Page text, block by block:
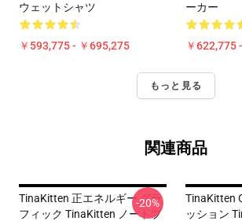
ウェットシャツ
￥593,775 - ￥695,275
ーカー
￥622,775
もっと見る
関連商品
TinaKitten 正エネルギー グラ
フィック TinaKitten ノートブ
-20%
TinaKitten
ッション